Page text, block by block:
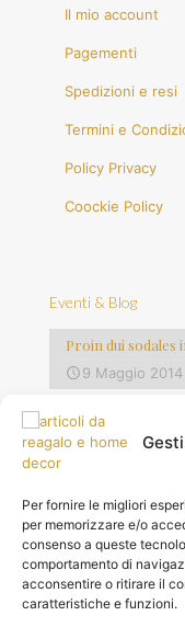
Per fornire le migliori
per memorizzare e/o
consenso a queste
comportamento di
acconsentire o ritirare il
caratteristiche e funzioni.
Il mio account
Pagementi
Spedizioni e resi
Termini e
Policy Privacy
Coockie Policy
Eventi & Blog
Proin dui sodales
9 Maggio 2014
Vestibulum
8 Maggio 2014
7 Maggio 2014